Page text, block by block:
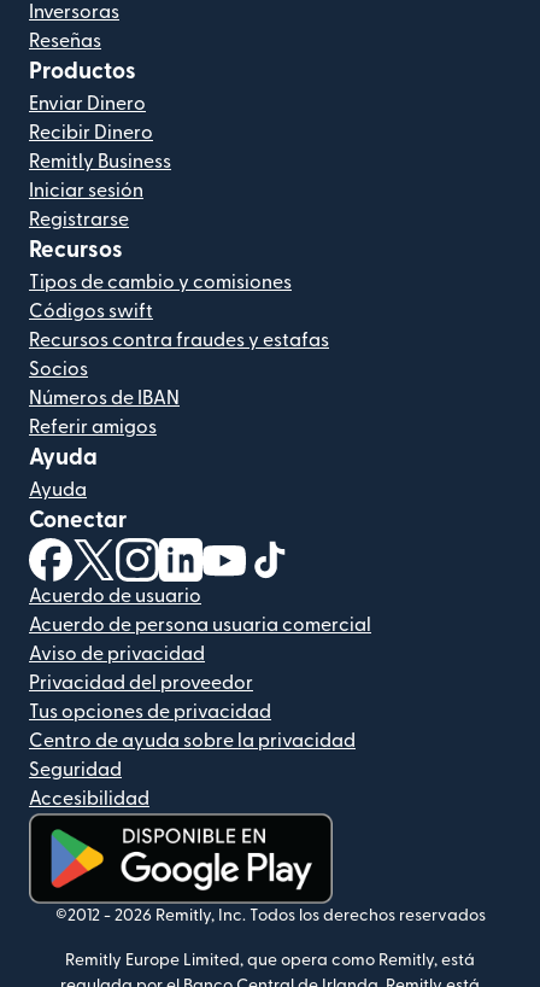
Inversoras
Reseñas
Productos
Enviar Dinero
Recibir Dinero
Remitly Business
Iniciar sesión
Registrarse
Recursos
Tipos de cambio y comisiones
Códigos swift
Recursos contra fraudes y estafas
Socios
Números de IBAN
Referir amigos
Ayuda
Ayuda
Conectar
(se abre en una ventana nueva)
(se abre en una ventana nueva)
(se abre en una ventana nueva)
(se abre en una ventana nueva)
(se abre en una ventana nueva)
Acuerdo de usuario
Acuerdo de persona usuaria comercial
Aviso de privacidad
Privacidad del proveedor
Tus opciones de privacidad
Centro de ayuda sobre la privacidad
Seguridad
Accesibilidad
(se abre en una ventana nueva)
©2012 - 2026 Remitly, Inc. Todos los derechos reservados
Remitly Europe Limited, que opera como Remitly, está